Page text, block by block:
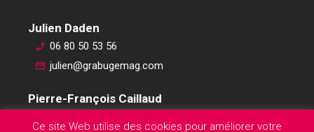
Julien Daden
06 80 50 53 56
julien@grabugemag.com
Pierre-François Caillaud
Ce site Web utilise des cookies pour améliorer votre